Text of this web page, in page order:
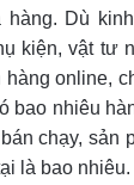
Dù
kiện, vật tư
online,
bao nhiêu
chạy, sản
là bao nhiêu.